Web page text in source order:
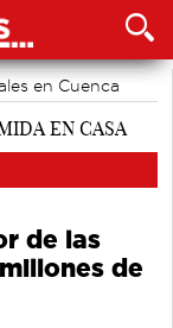
en Cuenca
de las
de